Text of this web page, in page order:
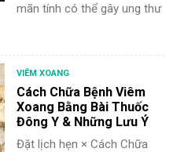
mãn tính có thể gây ung thư
VIÊM XOANG
Cách Chữa Bệnh Viêm
Xoang Bằng Bài Thuốc
Đông Y & Những Lưu Ý
Đặt lịch hẹn × Cách Chữa